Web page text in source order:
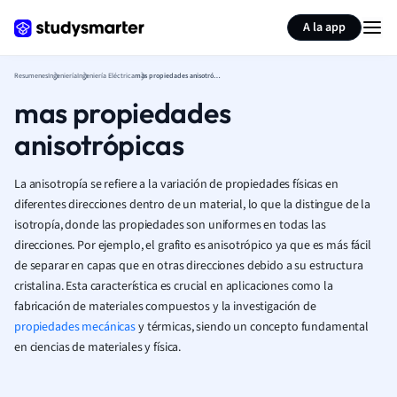
A la app
ResumenesIngenieríaIngeniería Eléctrica mas propiedades anisotrópicas
mas propiedades
anisotrópicas
La anisotropía se refiere a la variación de propiedades físicas en
diferentes direcciones dentro de un material, lo que la distingue de la
isotropía, donde las propiedades son uniformes en todas las
direcciones. Por ejemplo, el grafito es anisotrópico ya que es más fácil
de separar en capas que en otras direcciones debido a su estructura
cristalina. Esta característica es crucial en aplicaciones como la
fabricación de materiales compuestos y la investigación de
propiedades mecánicasy térmicas, siendo un concepto fundamental
en ciencias de materiales y física.
Resumir página